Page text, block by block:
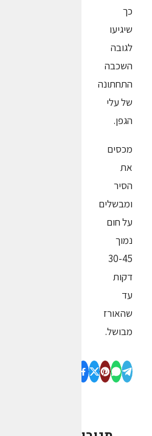
כך
שיגיעו
לגובה
השכבה
התחתונה
של עלי
הגפן.
מכסים
את
הסיר
ומבשלים
על חום
נמוך
30-45
דקות
עד
שהאורז
מבושל.